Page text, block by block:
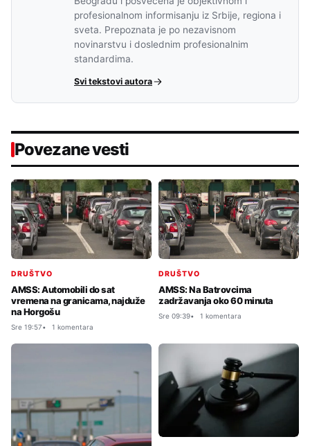
profesionalnom informisanju iz Srbije, regiona i
sveta. Prepoznata je po nezavisnom
novinarstvu i doslednim profesionalnim
standardima.
Svi tekstovi autora
Povezane vesti
DRUŠTVO
AMSS: Automobili do sat
vremena na granicama, najduže
na Horgošu
Sre 19:57 1 komentara
DRUŠTVO
AMSS: Na Batrovcima
zadržavanja oko 60 minuta
Sre 09:39 1 komentara